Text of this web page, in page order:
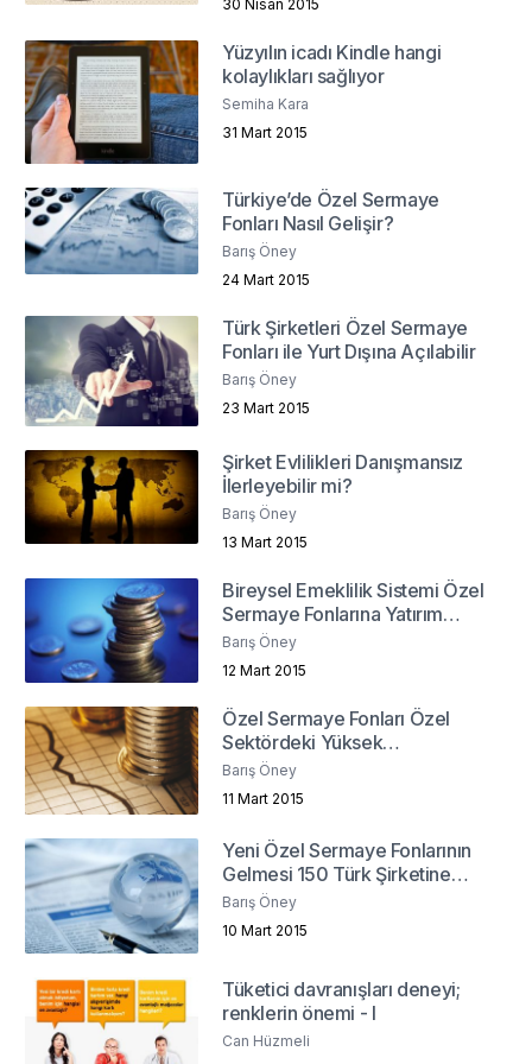
30 Nisan 2015
Yüzyılın icadı Kindle hangi
kolaylıkları sağlıyor
Semiha Kara
31 Mart 2015
Türkiye’de Özel Sermaye
Fonları Nasıl Gelişir?
Barış Öney
24 Mart 2015
Türk Şirketleri Özel Sermaye
Fonları ile Yurt Dışına Açılabilir
Barış Öney
23 Mart 2015
Şirket Evlilikleri Danışmansız
İlerleyebilir mi?
Barış Öney
13 Mart 2015
Bireysel Emeklilik Sistemi Özel
Sermaye Fonlarına Yatırım
Yapabilmeli
Barış Öney
12 Mart 2015
Özel Sermaye Fonları Özel
Sektördeki Yüksek
Borçlanmaya Çözüm Olabilir
Mi?
Barış Öney
11 Mart 2015
Yeni Özel Sermaye Fonlarının
Gelmesi 150 Türk Şirketine
Bağlı
Barış Öney
10 Mart 2015
Tüketici davranışları deneyi;
renklerin önemi - I
Can Hüzmeli